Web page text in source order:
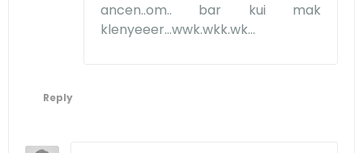
ancen..om.. bar kui mak
klenyeeer...wwk.wkk.wk...
Reply